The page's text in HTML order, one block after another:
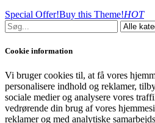
Special Offer!Buy this Theme!HOT
Cookie information
Vi bruger cookies til, at få vores
personalisere indhold og reklamer,
sociale medier og analysere vores
vedrørende din brug af vores
reklamer og med analytiske